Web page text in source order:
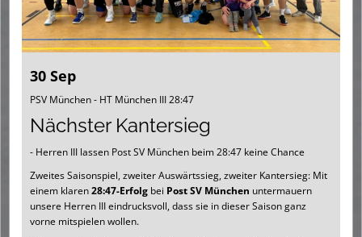
Sommercamp 2026
30 Sep
PSV München - HT München III 28:47
Nächster Kantersieg
- Herren III lassen Post SV München beim 28:47 keine Chance
Zweites Saisonspiel, zweiter Auswärtssieg, zweiter Kantersieg: Mit
einem klaren28:47-Erfolg bei Post SV München untermauern
unsere Herren III eindrucksvoll, dass sie in dieser Saison ganz
vorne mitspielen wollen.